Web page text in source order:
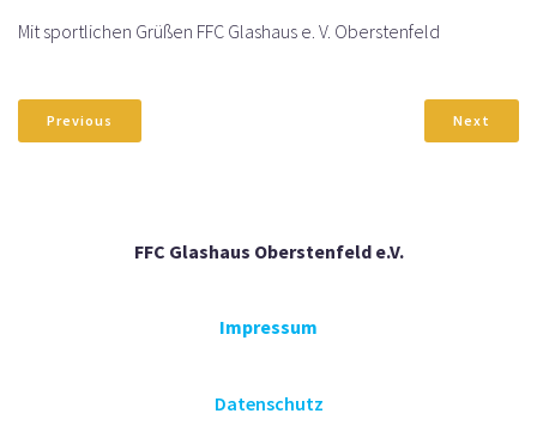
Mit sportlichen Grüßen FFC Glashaus e. V. Oberstenfeld
Previous Next
FFC Glashaus Oberstenfeld e.V.
Impressum
Datenschutz